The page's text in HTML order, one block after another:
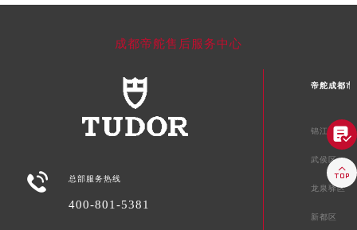
成都帝舵售后服务中心
 总部服务热线
400-801-5381
帝舵成都市
锦江区
武侯区
龙泉驿区
新都区

